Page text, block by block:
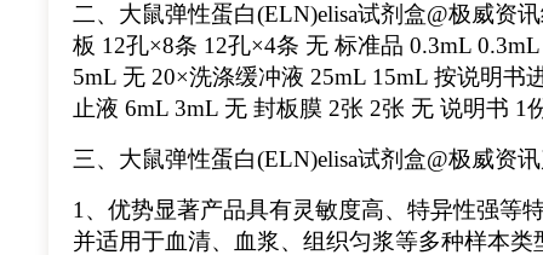
二、大鼠弹性蛋白(ELN)elisa试剂盒@极威资
板 12孔×8条 12孔×4条 无 标准品 0.3mL
5mL 无 20×洗涤缓冲液 25mL 15mL 按说明书
止液 6mL 3mL 无 封板膜 2张 2张 无 说明书 1
三、大鼠弹性蛋白(ELN)elisa试剂盒@极威资
1、优势显著产品具有灵敏度高、特异性强等
并适用于血清、血浆、组织匀浆等多种样本